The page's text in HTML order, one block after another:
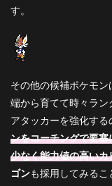
ごに
ティ
者
す。
その他の候補ポケモ
端から育てて時々ラ
アタッカーを強化する
ンをコーチングで要
少なく能力値の高い
ゴンも採用してみるこ